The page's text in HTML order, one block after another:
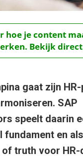
hoe je content
Bekijk direct
gaat zijn
SAP
speelt daarin
fundament en
truth voor HR-